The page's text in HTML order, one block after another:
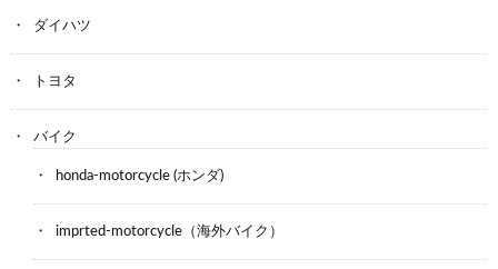
ダイハツ
トヨタ
バイク
honda-motorcycle (ホンダ)
imprted-motorcycle（海外バイク）